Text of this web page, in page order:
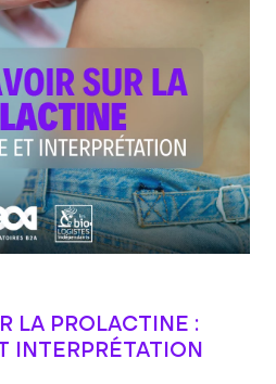
LA PROLACTINE :
INTERPRÉTATION